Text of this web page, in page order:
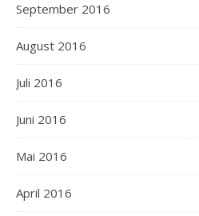
September 2016
August 2016
Juli 2016
Juni 2016
Mai 2016
April 2016